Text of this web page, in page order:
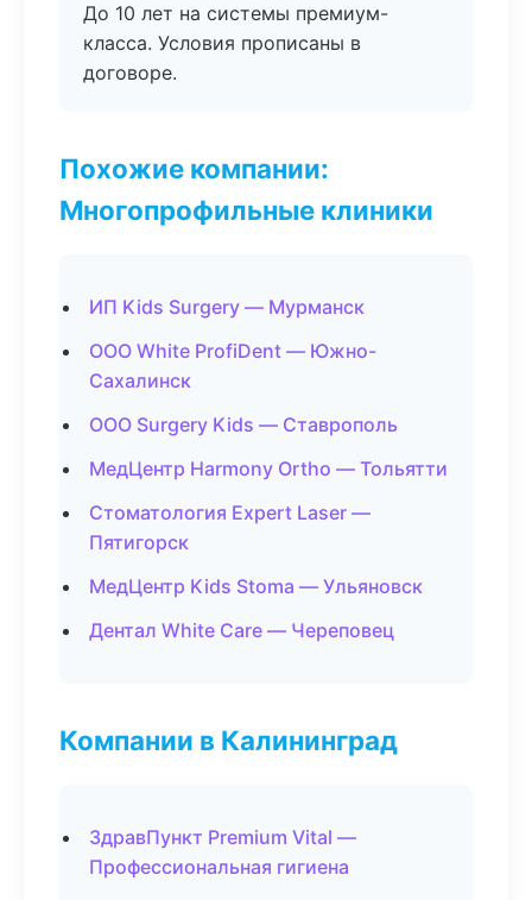
До 10 лет на системы премиум-
класса. Условия прописаны в
договоре.
Похожие компании:
Многопрофильные клиники
ИП Kids Surgery — Мурманск
ООО White ProfiDent — Южно-
Сахалинск
ООО Surgery Kids — Ставрополь
МедЦентр Harmony Ortho — Тольятти
Стоматология Expert Laser —
Пятигорск
МедЦентр Kids Stoma — Ульяновск
Дентал White Care — Череповец
Компании в Калининград
ЗдравПункт Premium Vital —
Профессиональная гигиена